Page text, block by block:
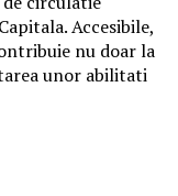
Accesibile,
nu doar la
unor abilitati